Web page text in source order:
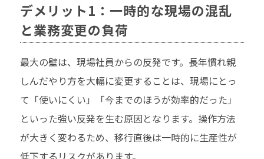
デメリット1：一時的な現場の混乱
と業務変更の負荷
最大の壁は、現場社員からの反発です。長年慣れ親
しんだやり方を大幅に変更することは、現場にとっ
て「使いにくい」「今までのほうが効率的だった」
といった強い反発を生む原因となります。操作方法
が大きく変わるため、移行直後は一時的に生産性が